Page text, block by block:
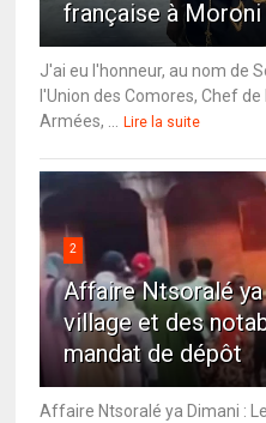
française à
J'ai eu l'honneur, au nom de
l'Union des Comores, Chef
Armées, ...
Lire la suite
2
Affaire Ntsoralé
village et des
mandat de dépôt
Affaire Ntsoralé ya Dimani :